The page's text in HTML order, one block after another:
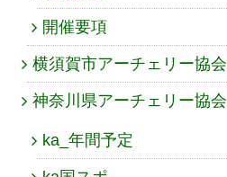
開催要項
横須賀市アーチェリー協会
神奈川県アーチェリー協会
ka_年間予定